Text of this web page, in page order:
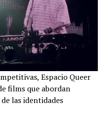
Espacio Queer
films que abordan
las identidades